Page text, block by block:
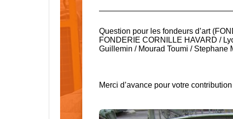
Question pour les fondeurs d’art (
FONDERIE CORNILLE HAVARD /
Guillemin / Mourad Toumi / Stephane
Merci d’avance pour votre contribution